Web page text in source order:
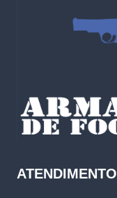
ATENDIMENTO